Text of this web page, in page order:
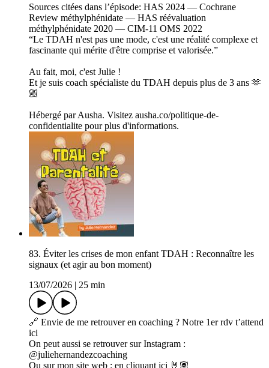
Sources citées dans l’épisode: HAS 2024 — Cochrane
Review méthylphénidate — HAS réévaluation
méthylphénidate 2020 — CIM-11 OMS 2022
“Le TDAH n'est pas une mode, c'est une réalité complexe et
fascinante qui mérite d'être comprise et valorisée.”
Au fait, moi, c'est Julie !
Et je suis coach spécialiste du TDAH depuis plus de 3 ans 🫶
🏼
Hébergé par Ausha. Visitez ausha.co/politique-de-
confidentialite pour plus d'informations.
83. Éviter les crises de mon enfant TDAH : Reconnaître les
signaux (et agir au bon moment)
13/07/2026
25 min
🔗 Envie de me retrouver en coaching ? Notre 1er rdv t’attend
ici
On peut aussi se retrouver sur Instagram :
@juliehernandezcoaching
Ou sur mon site web : en cliquant ici 🤘🏽